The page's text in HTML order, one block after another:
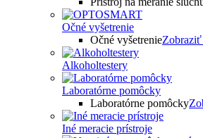
Očné vyšetrenie
Očné vyšetrenie
Alkoholtestery
Laboratórne pomôcky
Laboratórne pomôcky
Iné meracie prístroje